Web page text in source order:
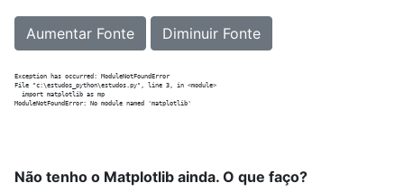
Aumentar Fonte Diminuir Fonte
Exception has occurred: ModuleNotFoundError
File "c:\estudos_python\estudos.py", line 3, in <module>
  import matplotlib as mp
Não tenho o Matplotlib ainda. O que faço?